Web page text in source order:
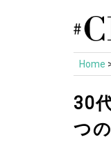
content
Home
30
つ